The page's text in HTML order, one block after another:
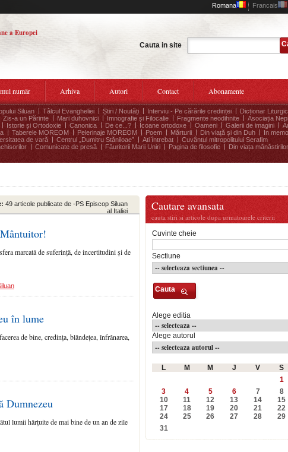
Romana Francais
a Europei
Cauta in site
număr Arhiva Autori Contact Abonamente
Siluan Tâlcul Evangheliei Știri / Noutăți Interviu - Pe cărările credinței Dicționar Liturgic
Zis-a un Părinte Mari duhovnici Imnografie și Filocalie Fragmente neodihnite
Asociația
Istorie și Ortodoxie Canonica De ce...? Icoane ortodoxe Oameni Galerii de imagini
Taberele MOREOM Pelerinaje MOREOM Poem Mărturii Din viață și din Duh
In
de vară Centrul „Dumitru Stăniloae” Ati întrebat
Cuvântul mitropolitului Serafim
Comunicate de presă Făuritorii Marii Uniri Pagina de filosofie
Din viața mănăstirilor
49 articole publicate de -PS Episcop Siluan
al Italiei
marcată de suferință, de incertitudini și de
în lume
de bine, credința, blândețea, înfrânarea,
Dumnezeu
lumii hărțuite de mai bine de un an de zile
Cautare avansata
cauta stiri si articole dupa urmatoarele criterii
Cuvinte cheie
Sectiune
Cauta
Alege editia
Alege autorul
L M M J V S
1
3
4 5 6 7 8
10
11 12 13 14 15
17
18 19 20 21 22
24
25 26 27 28 29
31